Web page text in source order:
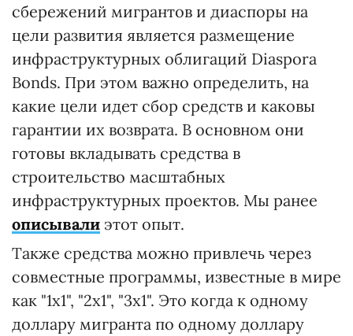
сбережений мигрантов и диаспоры на
цели развития является размещение
инфраструктурных облигаций Diaspora
Bonds. При этом важно определить, на
какие цели идет сбор средств и каковы
гарантии их возврата. В основном они
готовы вкладывать средства в
строительство масштабных
инфраструктурных проектов. Мы ранее
описывали этот опыт.
Также средства можно привлечь через
совместные программы, известные в мире
как "1х1", "2х1", "3х1". Это когда к одному
доллару мигранта по одному доллару